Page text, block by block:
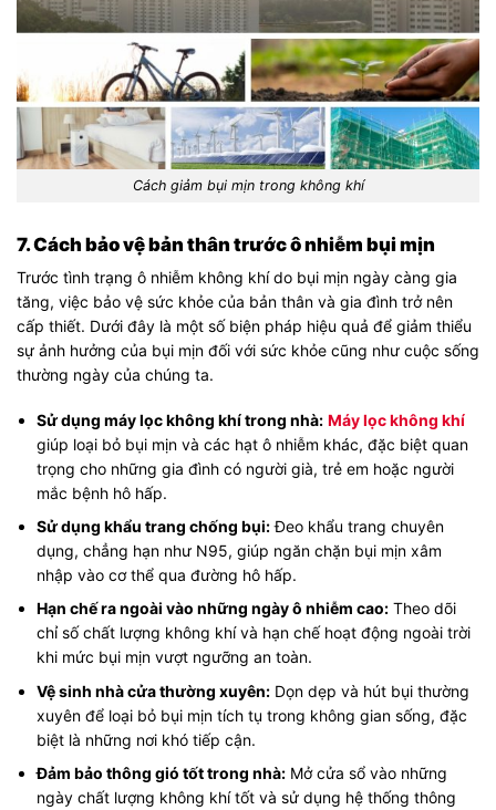
Cách giảm bụi mịn trong không khí
7. Cách bảo vệ bản thân trước ô nhiễm bụi mịn
Trước tình trạng ô nhiễm không khí do bụi mịn ngày càng gia
tăng, việc bảo vệ sức khỏe của bản thân và gia đình trở nên
cấp thiết. Dưới đây là một số biện pháp hiệu quả để giảm thiểu
sự ảnh hưởng của bụi mịn đối với sức khỏe cũng như cuộc sống
thường ngày của chúng ta.
Sử dụng máy lọc không khí trong nhà: Máy lọc không khí
giúp loại bỏ bụi mịn và các hạt ô nhiễm khác, đặc biệt quan
trọng cho những gia đình có người già, trẻ em hoặc người
mắc bệnh hô hấp.
Sử dụng khẩu trang chống bụi:Đeo khẩu trang chuyên
dụng, chẳng hạn như N95, giúp ngăn chặn bụi mịn xâm
nhập vào cơ thể qua đường hô hấp.
Hạn chế ra ngoài vào những ngày ô nhiễm cao: Theo dõi
chỉ số chất lượng không khí và hạn chế hoạt động ngoài trời
khi mức bụi mịn vượt ngưỡng an toàn.
Vệ sinh nhà cửa thường xuyên: Dọn dẹp và hút bụi thường
xuyên để loại bỏ bụi mịn tích tụ trong không gian sống, đặc
biệt là những nơi khó tiếp cận.
Đảm bảo thông gió tốt trong nhà: Mở cửa sổ vào những
ngày chất lượng không khí tốt và sử dụng hệ thống thông